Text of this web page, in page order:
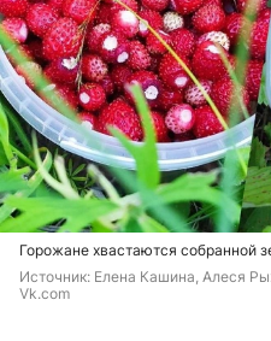
Горожане хвастаются собранной
Источник: Елена Кашина, Алеся
Vk.com